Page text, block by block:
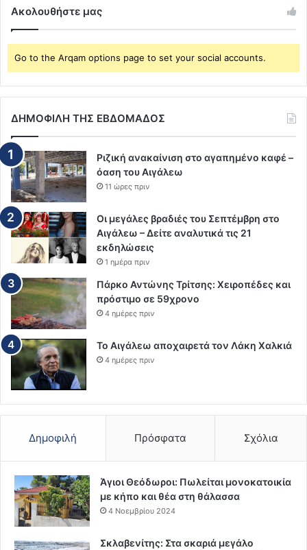
Ακολουθήστε μας
Go to the Arqam options page to set your social accounts.
ΔΗΜΟΦΙΛΗ ΤΗΣ ΕΒΔΟΜΑΔΟΣ
Ριζική ανακαίνιση στο αγαπημένο καφέ –
όαση του Αιγάλεω
11 ώρες πριν
Οι μεγάλες βραδιές του Σεπτέμβρη στο
Αιγάλεω – Δείτε αναλυτικά τις 21
εκδηλώσεις
1 ημέρα πριν
Πάρκο Αντώνης Τρίτσης: Χειροπέδες και
πρόστιμο σε 59χρονο
4 ημέρες πριν
Το Αιγάλεω αποχαιρετά τον Λάκη Χαλκιά
4 ημέρες πριν
Δημοφιλή Πρόσφατα Σχόλια
Άγιοι Θεόδωροι: Πωλείται μονοκατοικία
με κήπο και θέα στη θάλασσα
4 Νοεμβρίου 2024
Σκλαβενίτης: Στα σκαριά μεγάλο